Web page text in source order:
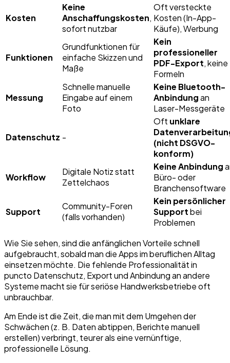
Kosten
Keine
Anschaffungskosten,
sofort nutzbar
Oft versteckte
Kosten (In-App-
Käufe), Werbung
Funktionen
Grundfunktionen für
einfache Skizzen und
Maße
Kein
professioneller
PDF-Export, keine
Formeln
Messung
Schnelle manuelle
Eingabe auf einem
Foto
Keine Bluetooth-
Anbindungan
Laser-Messgeräte
Datenschutz -
Oft unklare
(nicht DSGVO-
konform)
Workflow
Digitale Notiz statt
Zettelchaos
Keine Anbindung
Büro- oder
Branchensoftware
Support
Community-Foren
(falls vorhanden)
Kein persönlicher
Supportbei
Problemen
Wie Sie sehen, sind die anfänglichen Vorteile schnell
aufgebraucht, sobald man die Apps im beruflichen Alltag
einsetzen möchte. Die fehlende Professionalität in
puncto Datenschutz, Export und Anbindung an andere
Systeme macht sie für seriöse Handwerksbetriebe oft
unbrauchbar.
Am Ende ist die Zeit, die man mit dem Umgehen der
Schwächen (z. B. Daten abtippen, Berichte manuell
erstellen) verbringt, teurer als eine vernünftige,
professionelle Lösung.